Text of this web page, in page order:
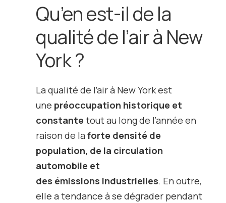
Qu’en est-il de la
qualité de l’air à New
York ?
La qualité de l’air à New York est
une préoccupation historique et
constante tout au long de l’année en
raison de laforte densité de
population, de la circulation
automobile et
des émissions industrielles. En outre,
elle a tendance à se dégrader pendant